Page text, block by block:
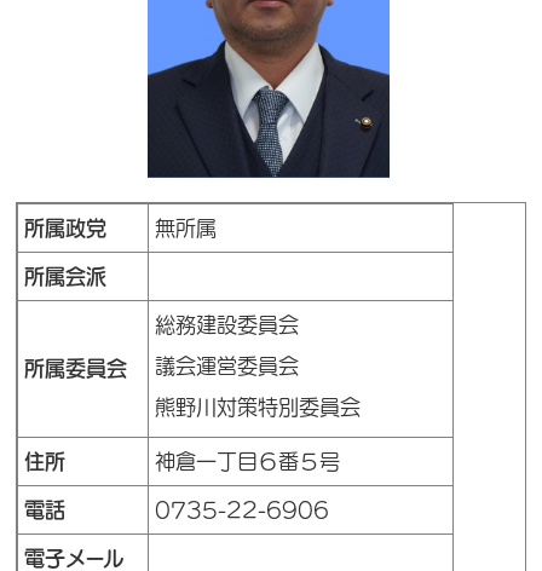
所属政党 無所属
所属会派
所属委員会
総務建設委員会
議会運営委員会
熊野川対策特別委員会
住所 神倉一丁目６番５号
電話 0735-22-6906
電子メール